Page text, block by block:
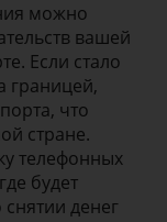
можно
вашей
Если стало
границей,
что
стране.
телефонных
будет
денег